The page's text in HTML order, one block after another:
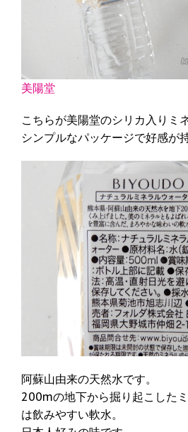
美陽堂
こちらが美陽堂のシリカ入りミ
シンプルなパッケージで好感が
阿蘇山由来の天然水です。
200mの地下から掘り起こした
は飲みやすい軟水。